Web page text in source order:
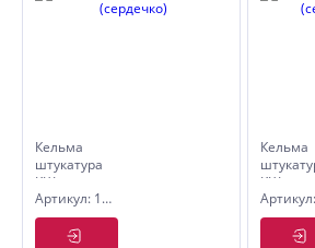
Кельма
штукатура
КШ
(сердечко)Артикул: 1070002
Кельма
КШ
Pobedit